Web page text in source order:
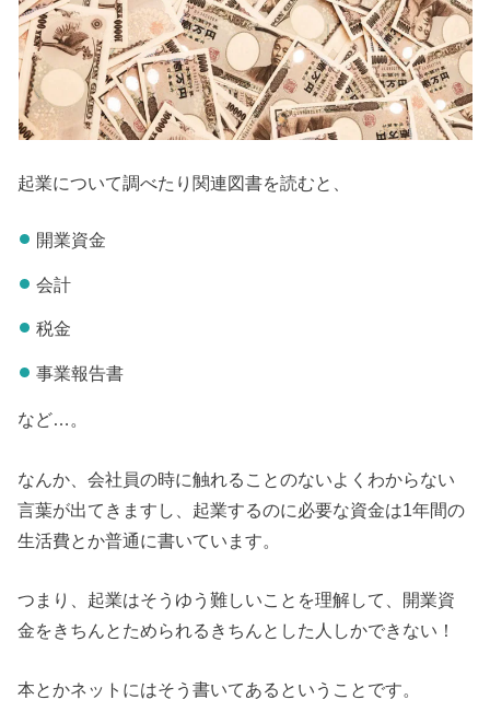
起業について調べたり関連図書を読むと、
開業資金
会計
税金
事業報告書
など…。
なんか、会社員の時に触れることのないよくわからない
言葉が出てきますし、起業するのに必要な資金は1年間の
生活費とか普通に書いています。
つまり、起業はそうゆう難しいことを理解して、開業資
金をきちんとためられるきちんとした人しかできない！
本とかネットにはそう書いてあるということです。